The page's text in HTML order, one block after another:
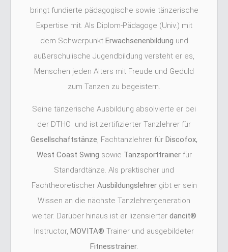
bringt fundierte pädagogische sowie tänzerische
Expertise mit. Als Diplom-Pädagoge (Univ.) mit
dem Schwerpunkt Erwachsenenbildung und
außerschulische Jugendbildung versteht er es,
Menschen jeden Alters mit Freude und Geduld
zum Tanzen zu begeistern.
Seine tänzerische Ausbildung absolvierte er bei
der DTHO und ist zertifizierter Tanzlehrer für
Gesellschaftstänze, Fachtanzlehrer für Discofox,
West Coast Swing sowie Tanzsporttrainerfür
Standardtänze. Als praktischer und
Fachtheoretischer Ausbildungslehrergibt er sein
Wissen an die nächste Tanzlehrergeneration
weiter. Darüber hinaus ist er lizensierter dancit®
Instructor, MOVITA® Trainer und ausgebildeter
Fitnesstrainer.